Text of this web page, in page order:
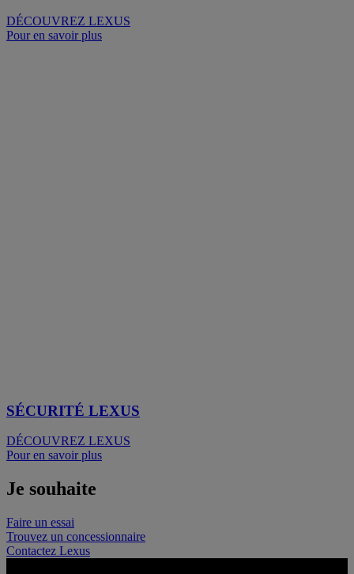
DÉCOUVREZ LEXUS
Pour en savoir plus
Je souhaite
Faire un essai
Trouvez un concessionnaire
Contactez Lexus
Merci de votre visite